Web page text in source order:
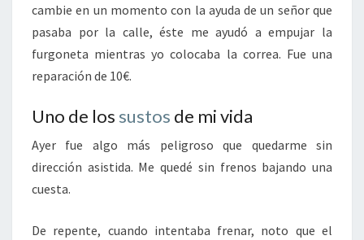
cambie en un momento con la ayuda de un señor que
pasaba por la calle, éste me ayudó a empujar la
furgoneta mientras yo colocaba la correa. Fue una
reparación de 10€.
Uno de los sustos de mi vida
Ayer fue algo más peligroso que quedarme sin
dirección asistida. Me quedé sin frenos bajando una
cuesta.
De repente, cuando intentaba frenar, noto que el